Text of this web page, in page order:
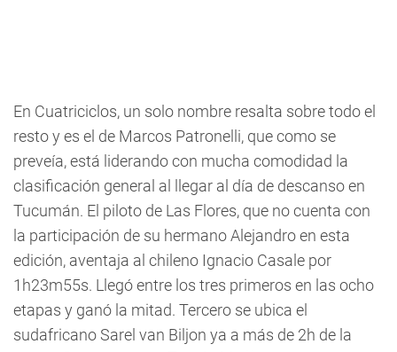
En Cuatriciclos, un solo nombre resalta sobre todo el
resto y es el de Marcos Patronelli, que como se
preveía, está liderando con mucha comodidad la
clasificación general al llegar al día de descanso en
Tucumán. El piloto de Las Flores, que no cuenta con
la participación de su hermano Alejandro en esta
edición, aventaja al chileno Ignacio Casale por
1h23m55s. Llegó entre los tres primeros en las ocho
etapas y ganó la mitad. Tercero se ubica el
sudafricano Sarel van Biljon ya a más de 2h de la